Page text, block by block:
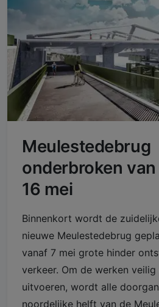
Meulestedebrug
onderbroken
16 mei
Binnenkort wordt de
nieuwe Meulestedebrug
vanaf 7 mei grote hinder
verkeer. Om de werken
uitvoeren, wordt alle
noordelijke helft van de